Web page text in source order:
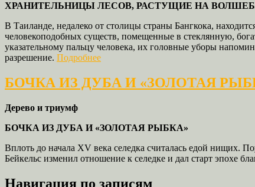
ХРАНИТЕЛЬНИЦЫ ЛЕСОВ, РАСТУЩИЕ НА
В Таиланде, недалеко от столицы страны Бангкока,
человекоподобных существ, помещенные в стеклянную,
указательному пальцу человека, их головные уборы
разрешение. Подробнее
БОЧКА ИЗ ДУБА И «ЗОЛОТАЯ
Дерево и триумф
БОЧКА ИЗ ДУБА И «ЗОЛОТАЯ РЫБКА»
Вплоть до начала XV века селедка считалась едой нищих.
Бейкельс изменил отношение к селедке и дал старт эпохе
Навигация по записям